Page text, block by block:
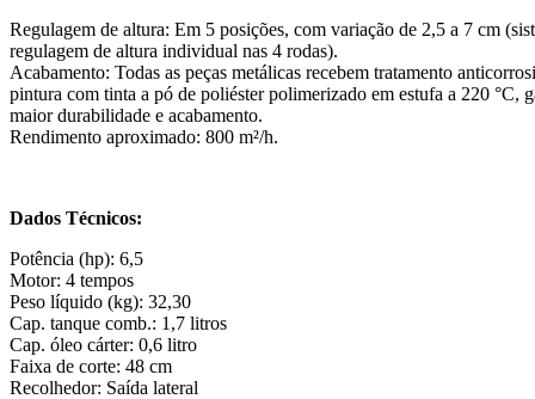
Regulagem de altura: Em 5 posições, com variação de 2,5 a 7 cm
regulagem de altura individual nas 4 rodas).
Acabamento: Todas as peças metálicas recebem tratamento
pintura com tinta a pó de poliéster polimerizado em estufa a 220 °C,
maior durabilidade e acabamento.
Rendimento aproximado: 800 m²/h.
Dados Técnicos:
Potência (hp): 6,5
Motor: 4 tempos
Peso líquido (kg): 32,30
Cap. tanque comb.: 1,7 litros
Cap. óleo cárter: 0,6 litro
Faixa de corte: 48 cm
Recolhedor: Saída lateral